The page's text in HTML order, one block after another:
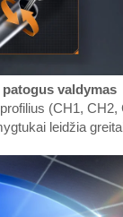
valdymas
(CH1,
leidžia